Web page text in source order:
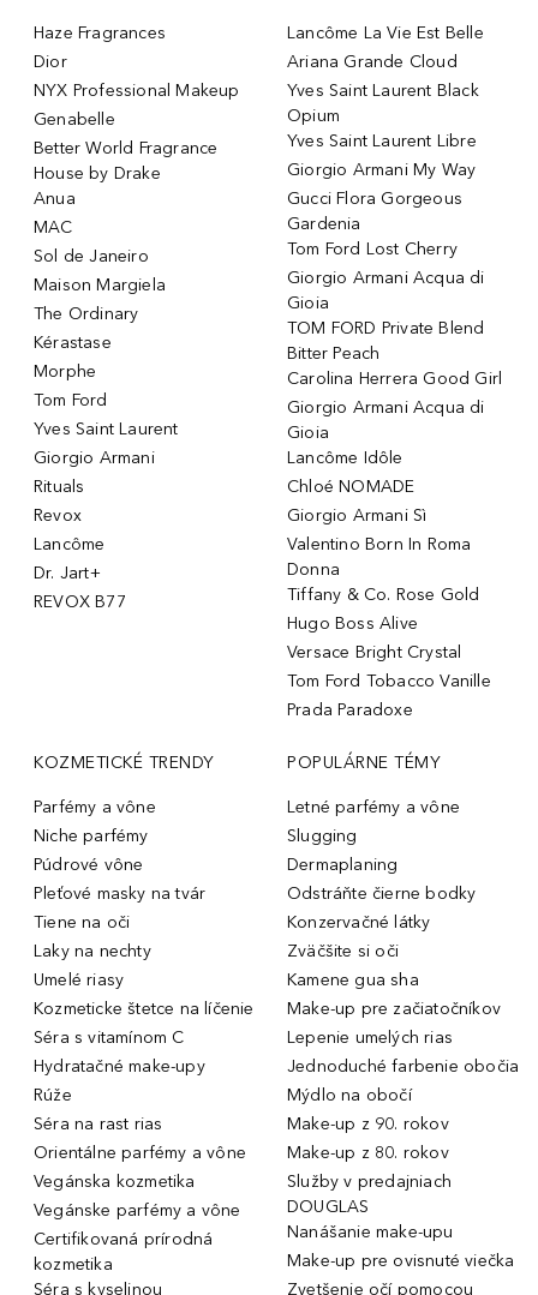
Haze Fragrances
Dior
NYX Professional Makeup
Genabelle
Better World Fragrance
House by Drake
Anua
MAC
Sol de Janeiro
Maison Margiela
The Ordinary
Kérastase
Morphe
Tom Ford
Yves Saint Laurent
Giorgio Armani
Rituals
Revox
Lancôme
Dr. Jart+
REVOX B77
Lancôme La Vie Est Belle
Ariana Grande Cloud
Yves Saint Laurent Black
Opium
Yves Saint Laurent Libre
Giorgio Armani My Way
Gucci Flora Gorgeous
Gardenia
Tom Ford Lost Cherry
Giorgio Armani Acqua di
Gioia
TOM FORD Private Blend
Bitter Peach
Carolina Herrera Good Girl
Giorgio Armani Acqua di
Gioia
Lancôme Idôle
Chloé NOMADE
Giorgio Armani Sì
Valentino Born In Roma
Donna
Tiffany & Co. Rose Gold
Hugo Boss Alive
Versace Bright Crystal
Tom Ford Tobacco Vanille
Prada Paradoxe
KOZMETICKÉ TRENDY
Parfémy a vône
Niche parfémy
Púdrové vône
Pleťové masky na tvár
Tiene na oči
Laky na nechty
Umelé riasy
Kozmeticke štetce na líčenie
Séra s vitamínom C
Hydratačné make-upy
Rúže
Séra na rast rias
Orientálne parfémy a vône
Vegánska kozmetika
Vegánske parfémy a vône
Certifikovaná prírodná
kozmetika
Séra s kyselinou
POPULÁRNE TÉMY
Letné parfémy a vône
Slugging
Dermaplaning
Odstráňte čierne bodky
Konzervačné látky
Zväčšite si oči
Kamene gua sha
Make-up pre začiatočníkov
Lepenie umelých rias
Jednoduché farbenie obočia
Mýdlo na obočí
Make-up z 90. rokov
Make-up z 80. rokov
Služby v predajniach
DOUGLAS
Nanášanie make-upu
Make-up pre ovisnuté viečka
Zvetšenie očí pomocou